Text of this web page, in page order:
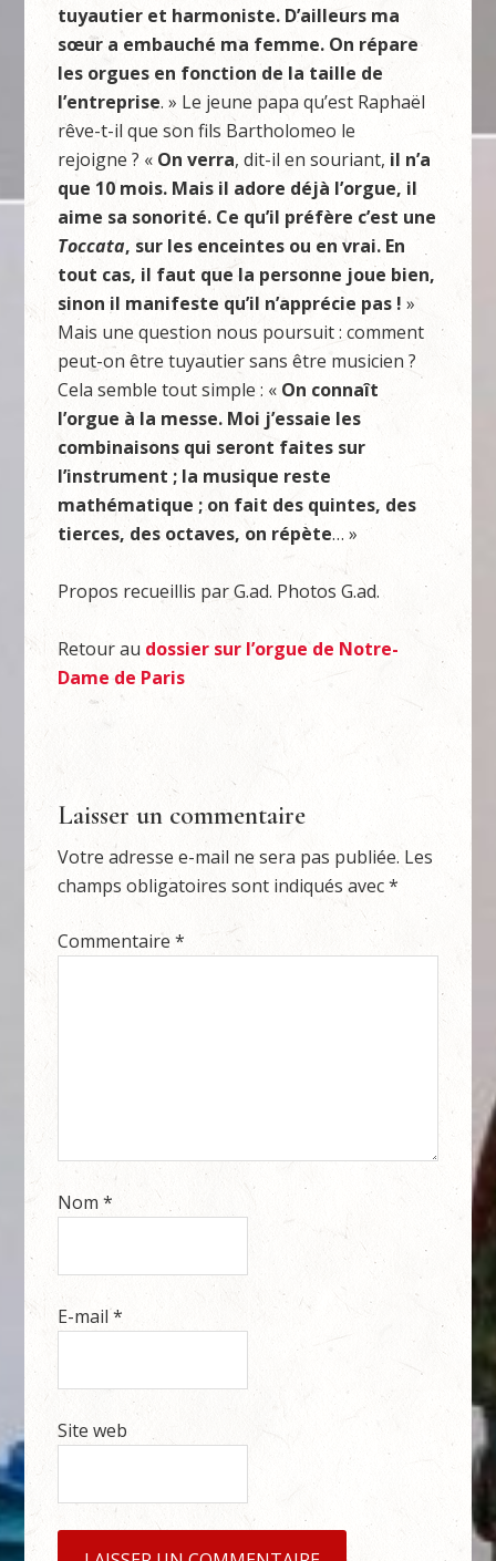
tuyautier et harmoniste. D’ailleurs ma
sœur a embauché ma femme. On répare
les orgues en fonction de la taille de
l’entreprise. » Le jeune papa qu’est Raphaël
rêve-t-il que son fils Bartholomeo le
rejoigne ? « On verra, dit-il en souriant, il n’a
que 10 mois. Mais il adore déjà l’orgue, il
aime sa sonorité. Ce qu’il préfère c’est une
Toccata, sur les enceintes ou en vrai. En
tout cas, il faut que la personne joue bien,
sinon il manifeste qu’il n’apprécie pas ! »
Mais une question nous poursuit : comment
peut-on être tuyautier sans être musicien ?
Cela semble tout simple : « On connaît
l’orgue à la messe. Moi j’essaie les
combinaisons qui seront faites sur
l’instrument ; la musique reste
mathématique ; on fait des quintes, des
tierces, des octaves, on répète… »
Propos recueillis par G.ad. Photos G.ad.
Retour au dossier sur l’orgue de Notre-
Dame de Paris
Laisser un commentaire
Votre adresse e-mail ne sera pas publiée. Les
champs obligatoires sont indiqués avec*
Commentaire*
Nom*
E-mail*
Site web